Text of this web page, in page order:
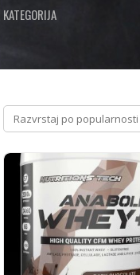
KATEGORIJA